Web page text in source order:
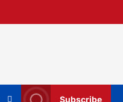
Subscribe